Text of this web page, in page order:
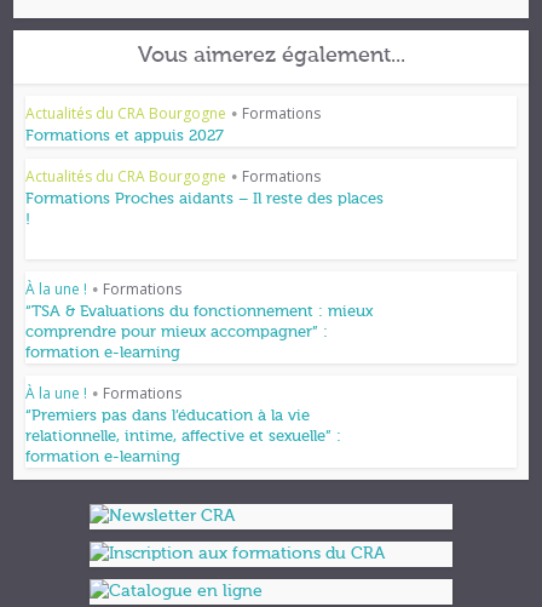
Vous aimerez également...
Actualités du CRA Bourgogne • Formations
Formations et appuis 2027
Actualités du CRA Bourgogne • Formations
Formations Proches aidants – Il reste des places
!
À la une ! • Formations
“TSA & Evaluations du fonctionnement : mieux
comprendre pour mieux accompagner” :
formation e-learning
À la une ! • Formations
“Premiers pas dans l’éducation à la vie
relationnelle, intime, affective et sexuelle” :
formation e-learning